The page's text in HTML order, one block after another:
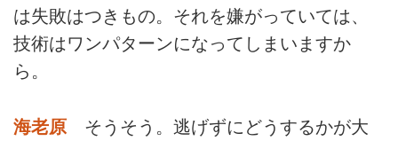
は失敗はつきもの。それを嫌がっていては、
技術はワンパターンになってしまいますか
ら。
海老原 そうそう。逃げずにどうするかが大